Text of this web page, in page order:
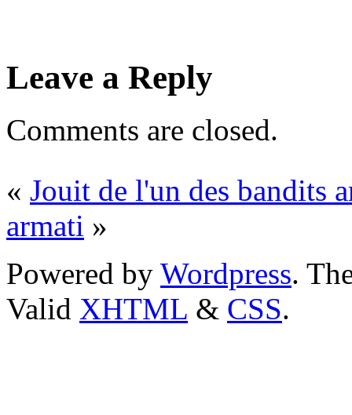
Leave a Reply
Comments are closed.
« Jouit de l'un des bandits
armati »
Powered by Wordpress.
Valid XHTML & CSS.